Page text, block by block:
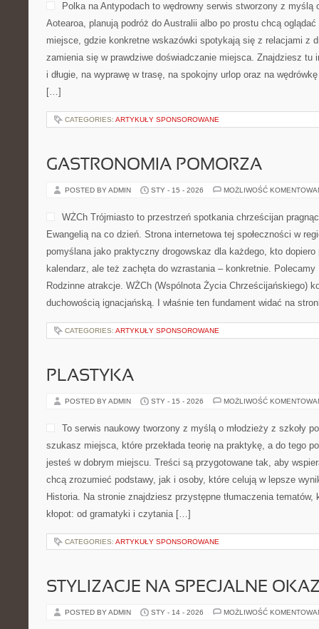
Polka na Antypodach to wędrowny serwis stworzony z myślą
Aotearoa, planują podróż do Australii albo po prostu chcą
miejsce, gdzie konkretne wskazówki spotykają się z relacjami z
zamienia się w prawdziwe doświadczanie miejsca. Znajdziesz tu
i długie, na wyprawę w trasę, na spokojny urlop oraz na
[…]
CATEGORIES: ARTYKUŁY SPONSOROWANE
GASTRONOMIA POMORZA
POSTED BY ADMIN STY - 15 - 2026 MOŻLIWOŚĆ
WŻCh Trójmiasto to przestrzeń spotkania chrześcijan
Ewangelią na co dzień. Strona internetowa tej społeczności w
pomyślana jako praktyczny drogowskaz dla każdego, kto
kalendarz, ale też zachęta do wzrastania – konkretnie.
Rodzinne atrakcje. WŻCh (Wspólnota Życia Chrześcijańskiego)
duchowością ignacjańską. I właśnie ten fundament widać na
CATEGORIES: ARTYKUŁY SPONSOROWANE
PLASTYKA
POSTED BY ADMIN STY - 15 - 2026 MOŻLIWOŚĆ
To serwis naukowy tworzony z myślą o młodzieży z szkoły
szukasz miejsca, które przekłada teorię na praktykę, a do tego
jesteś w dobrym miejscu. Treści są przygotowane tak, aby
chcą zrozumieć podstawy, jak i osoby, które celują w lepsze
Historia. Na stronie znajdziesz przystępne tłumaczenia tematów,
kłopot: od gramatyki i czytania […]
CATEGORIES: ARTYKUŁY SPONSOROWANE
STYLIZACJE NA SPECJALNE
POSTED BY ADMIN STY - 14 - 2026 MOŻLIWOŚĆ